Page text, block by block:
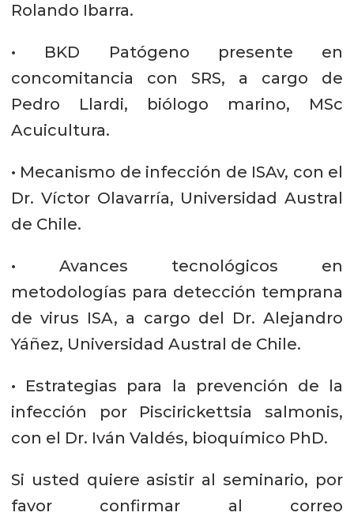
Rolando Ibarra.
• BKD Patógeno presente en
concomitancia con SRS, a cargo de
Pedro Llardi, biólogo marino, MSc
Acuicultura.
• Mecanismo de infección de ISAv, con el
Dr. Víctor Olavarría, Universidad Austral
de Chile.
• Avances tecnológicos en
metodologías para detección temprana
de virus ISA, a cargo del Dr. Alejandro
Yáñez, Universidad Austral de Chile.
• Estrategias para la prevención de la
infección por Piscirickettsia salmonis,
con el Dr. Iván Valdés, bioquímico PhD.
Si usted quiere asistir al seminario, por
favor confirmar al correo